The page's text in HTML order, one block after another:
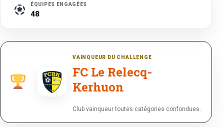
ÉQUIPES ENGAGÉES
48
VAINQUEUR DU CHALLENGE
FC Le Relecq-
Kerhuon
Club vainqueur toutes catégories confondues.